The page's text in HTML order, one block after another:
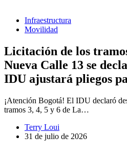
Infraestructura
Movilidad
Licitación de los
Nueva Calle 13 se
IDU ajustará pliegos
¡Atención Bogotá! El IDU declaró
tramos 3, 4, 5 y 6 de La…
Terry Loui
31 de julio de 2026